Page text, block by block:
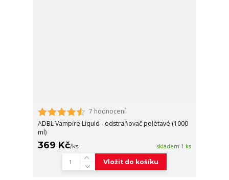
7 hodnocení
ADBL Vampire Liquid - odstraňovač polétavé (1000
ml)
369 Kč/ks skladem 1 ks
Vložit do košíku